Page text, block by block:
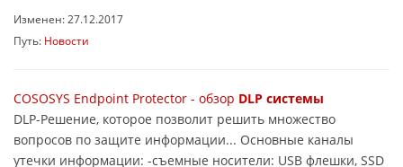
Изменен: 27.12.2017
Путь: Новости
COSOSYS Endpoint Protector - обзор DLP системы
DLP-Решение, которое позволит решить множество
вопросов по защите информации... Основные каналы
утечки информации: -съемные носители: USB флешки, SSD